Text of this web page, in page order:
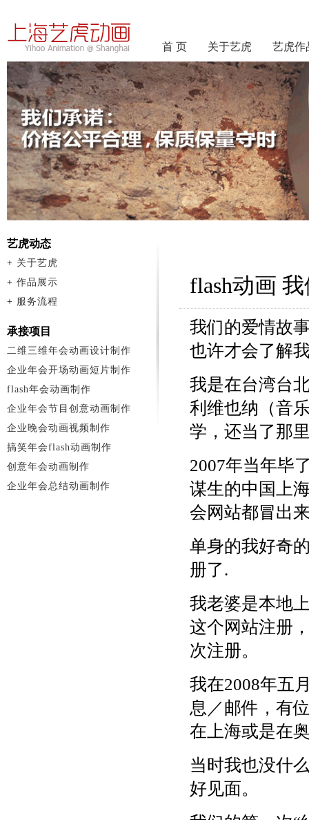
首 页 关于艺虎 艺虎作
flash动画
我们的爱情故
也许才会了解
我是在台湾台
利维也纳（音
学，还当了那
2007年当年毕
谋生的中国上
会网站都冒出
单身的我好奇
册了.
我老婆是本地
这个网站注册
次注册。
我在2008年五
息／邮件，有
在上海或是在
当时我也没什
好见面。
艺虎动态
+ 关于艺虎
+ 作品展示
+ 服务流程
承接项目
二维三维年会动画设计制作
企业年会开场动画短片制作
flash年会动画制作
企业年会节目创意动画制作
企业晚会动画视频制作
搞笑年会flash动画制作
创意年会动画制作
企业年会总结动画制作